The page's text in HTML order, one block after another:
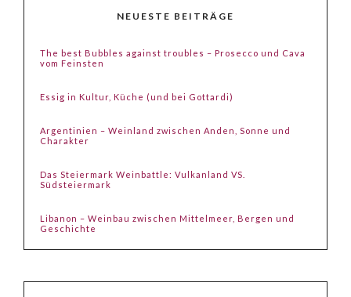
NEUESTE BEITRÄGE
The best Bubbles against troubles – Prosecco und Cava
vom Feinsten
Essig in Kultur, Küche (und bei Gottardi)
Argentinien – Weinland zwischen Anden, Sonne und
Charakter
Das Steiermark Weinbattle: Vulkanland VS.
Südsteiermark
Libanon – Weinbau zwischen Mittelmeer, Bergen und
Geschichte